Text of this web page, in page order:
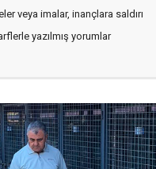
veya imalar, inançlara saldırı
yazılmış yorumlar